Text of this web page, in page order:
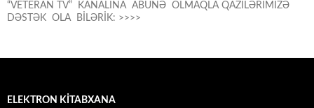
“VETERAN TV” KANALINA ABUNƏ OLMAQLA QAZİLƏRIMİZƏ
DƏSTƏK OLA BİLƏRİK: >>>>
ELEKTRON KİTABXANA